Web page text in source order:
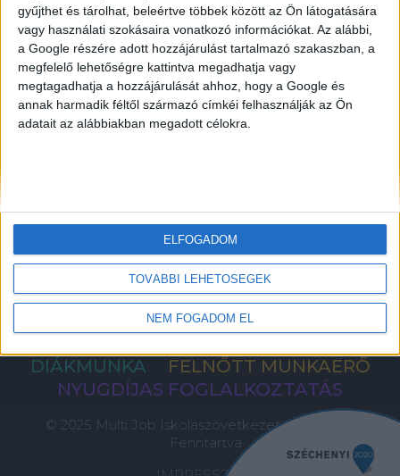
gyűjthet és tárolhat, beleértve többek között az Ön látogatására
vagy használati szokásaira vonatkozó információkat. Az alábbi,
a Google részére adott hozzájárulást tartalmazó szakaszban, a
megfelelő lehetőségre kattintva megadhatja vagy
megtagadhatja a hozzájárulását ahhoz, hogy a Google és
annak harmadik féltől származó címkéi felhasználják az Ön
adatait az alábbiakban megadott célokra.
TOVÁBBI LEHETŐSÉGEK
NEM FOGADOM EL
ELFOGADOM
KERESÉS A DIÁKMUNKÁK KÖZÖTT
A MUNKAVÁLLALÁS FELTÉTELEI
INFORMÁCIÓ A CÉGEKNEK
CÉGES BEJELENTKEZÉS
KAPCSOLAT
PÁLYÁZAT
GY.I.K.
DIÁKMUNKA
FELNŐTT MUNKAERŐ
NYUGDÍJAS FOGLALKOZTATÁS
© 2025 Multi Job Iskolaszövetkezet, Minden Jog
Fenntartva